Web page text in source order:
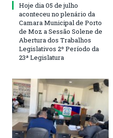
Hoje dia 05 de julho
aconteceu no plenário da
Camara Municipal de Porto
de Moz a Sessão Solene de
Abertura dos Trabalhos
Legislativos 2º Período da
23ª Legislatura